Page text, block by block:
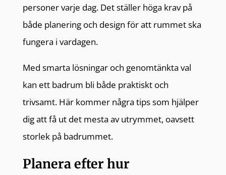
personer varje dag. Det ställer höga krav på
både planering och design för att rummet ska
fungera i vardagen.
Med smarta lösningar och genomtänkta val
kan ett badrum bli både praktiskt och
trivsamt. Här kommer några tips som hjälper
dig att få ut det mesta av utrymmet, oavsett
storlek på badrummet.
Planera efter hur